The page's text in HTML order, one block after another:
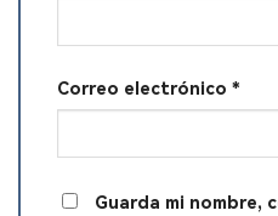
Correo electrónico *
Guarda mi nombre,